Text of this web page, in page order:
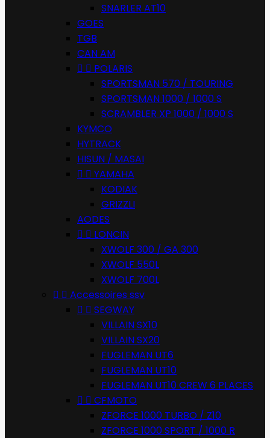
SNARLER AT10
GOES
TGB
CAN AM
  POLARIS
SPORTSMAN 570 / TOURING
SPORTSMAN 1000 / 1000 S
SCRAMBLER XP 1000 / 1000 S
KYMCO
HYTRACK
HISUN / MASAI
  YAMAHA
KODIAK
GRIZZLI
AODES
  LONCIN
XWOLF 300 / GA 300
XWOLF 550L
XWOLF 700L
  Accessoires ssv
  SEGWAY
VILLAIN SX10
VILLAIN SX20
FUGLEMAN UT6
FUGLEMAN UT10
FUGLEMAN UT10 CREW 6 PLACES
  CFMOTO
ZFORCE 1000 TURBO / Z10
ZFORCE 1000 SPORT / 1000 R